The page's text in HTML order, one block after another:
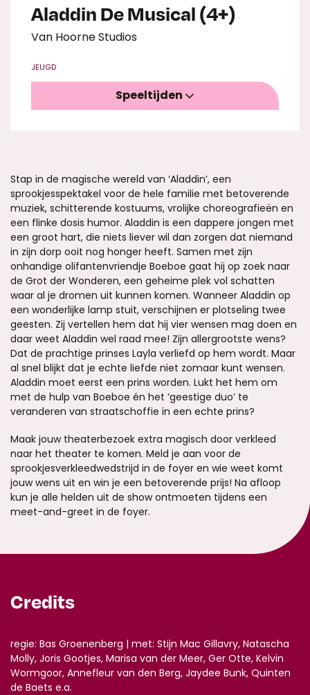
Aladdin De Musical (4+)
Van Hoorne Studios
JEUGD
Speeltijden
Stap in de magische wereld van ‘Aladdin’, een
sprookjesspektakel voor de hele familie met betoverende
muziek, schitterende kostuums, vrolijke choreografieën en
een flinke dosis humor. Aladdin is een dappere jongen met
een groot hart, die niets liever wil dan zorgen dat niemand
in zijn dorp ooit nog honger heeft. Samen met zijn
onhandige olifantenvriendje Boeboe gaat hij op zoek naar
de Grot der Wonderen, een geheime plek vol schatten
waar al je dromen uit kunnen komen. Wanneer Aladdin op
een wonderlijke lamp stuit, verschijnen er plotseling twee
geesten. Zij vertellen hem dat hij vier wensen mag doen en
daar weet Aladdin wel raad mee! Zijn allergrootste wens?
Dat de prachtige prinses Layla verliefd op hem wordt. Maar
al snel blijkt dat je echte liefde niet zomaar kunt wensen.
Aladdin moet eerst een prins worden. Lukt het hem om
met de hulp van Boeboe én het ‘geestige duo’ te
veranderen van straatschoffie in een echte prins?
Maak jouw theaterbezoek extra magisch door verkleed
naar het theater te komen. Meld je aan voor de
sprookjesverkleedwedstrijd in de foyer en wie weet komt
jouw wens uit en win je een betoverende prijs! Na afloop
kun je alle helden uit de show ontmoeten tijdens een
meet-and-greet in de foyer.
Credits
regie: Bas Groenenberg | met: Stijn Mac Gillavry, Natascha
Molly, Joris Gootjes, Marisa van der Meer, Ger Otte, Kelvin
Wormgoor, Annefleur van den Berg, Jaydee Bunk, Quinten
de Baets e.a.